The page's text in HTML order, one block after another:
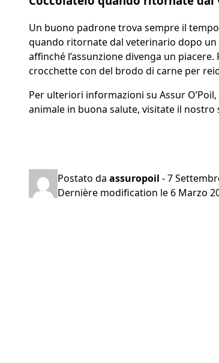
Un buono padrone trova sempre il
quando ritornate dal veterinario dopo un
affinché l’assunzione divenga un
crocchette con del brodo di carne per
Per ulteriori informazioni su Assur
animale in buona salute, visitate il nostro
Postato da assuropoil -7
Dernière modification le 6 Marzo